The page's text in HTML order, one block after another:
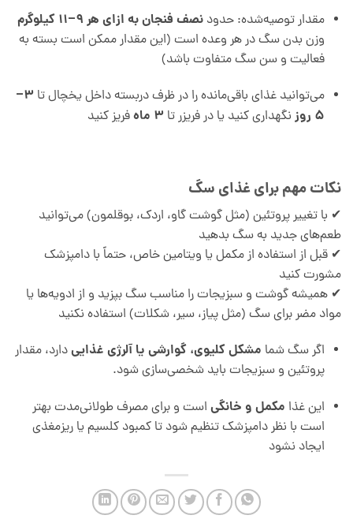
مقدار توصیه‌شده: حدود نصف فنجان به ازای هر ۹–۱۱ کیلوگرم
وزن بدن سگ در هر وعده است (این مقدار ممکن است بسته به
فعالیت و سن سگ متفاوت باشد)
می‌توانید غذای باقی‌مانده را در ظرف دربسته داخل یخچال تا
۳–
۵ روز
نگهداری کنید یا در فریزر تا ۳ ماه فریز کنید
نکات مهم برای غذای سگ
✔ با تغییر پروتئین (مثل گوشت گاو، اردک، بوقلمون) می‌توانید
طعم‌های جدید به سگ بدهید
✔ قبل از استفاده از مکمل یا ویتامین خاص، حتماً با دامپزشک
مشورت کنید
✔ همیشه گوشت و سبزیجات را مناسب سگ بپزید و از ادویه‌ها یا
مواد مضر برای سگ (مثل پیاز، سیر، شکلات) استفاده نکنید
اگر سگ شما مشکل کلیوی، گوارشی یا آلرژی غذاییدارد، مقدار
پروتئین و سبزیجات باید شخصی‌سازی شود.
این غذا مکمل و خانگیاست و برای مصرف طولانی‌مدت بهتر
است با نظر دامپزشک تنظیم شود تا کمبود کلسیم یا ریزمغذی
ایجاد نشود